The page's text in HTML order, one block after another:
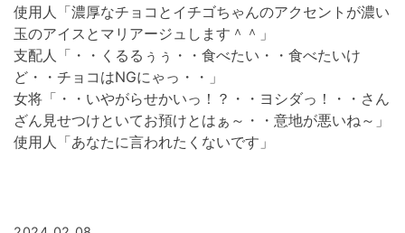
使用人「濃厚なチョコとイチゴちゃんのアクセントが濃い
玉のアイスとマリアージュします＾＾」
支配人「・・くるるぅぅ・・食べたい・・食べたいけ
ど・・チョコはNGにゃっ・・」
女将「・・いやがらせかいっ！？・・ヨシダっ！・・さん
ざん見せつけといてお預けとはぁ～・・意地が悪いね～」
使用人「あなたに言われたくないです」